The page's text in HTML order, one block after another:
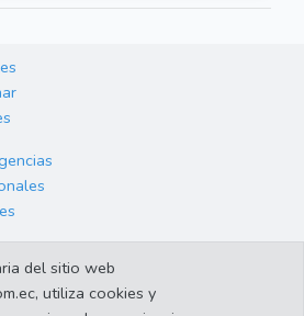
del sitio web
utiliza cookies y